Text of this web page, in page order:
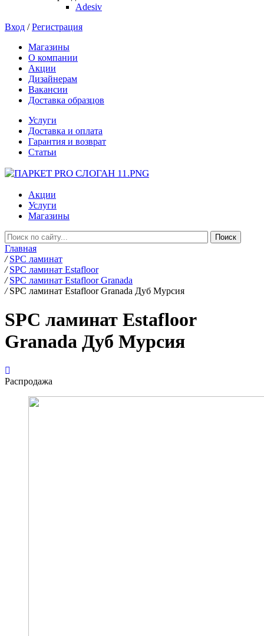
Adesiv
Вход /Регистрация
Магазины
О компании
Акции
Дизайнерам
Вакансии
Доставка образцов
Услуги
Доставка и оплата
Гарантия и возврат
Статьи
Акции
Услуги
Магазины
Главная
/ SPC ламинат
/ SPC ламинат Estafloor
/ SPC ламинат Estafloor Granada
/ SPC ламинат Estafloor Granada Дуб Мурсия
SPC ламинат Estafloor
Granada Дуб Мурсия
Распродажа